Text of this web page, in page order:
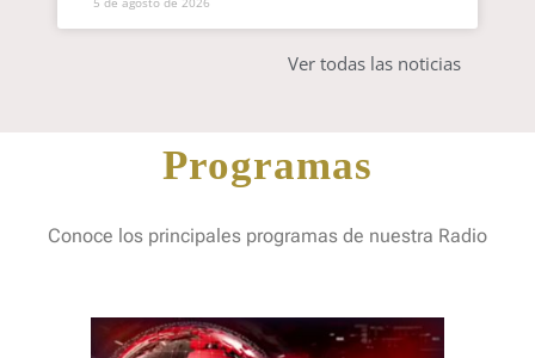
Ver todas las noticias
Programas
Conoce los principales programas de nuestra Radio